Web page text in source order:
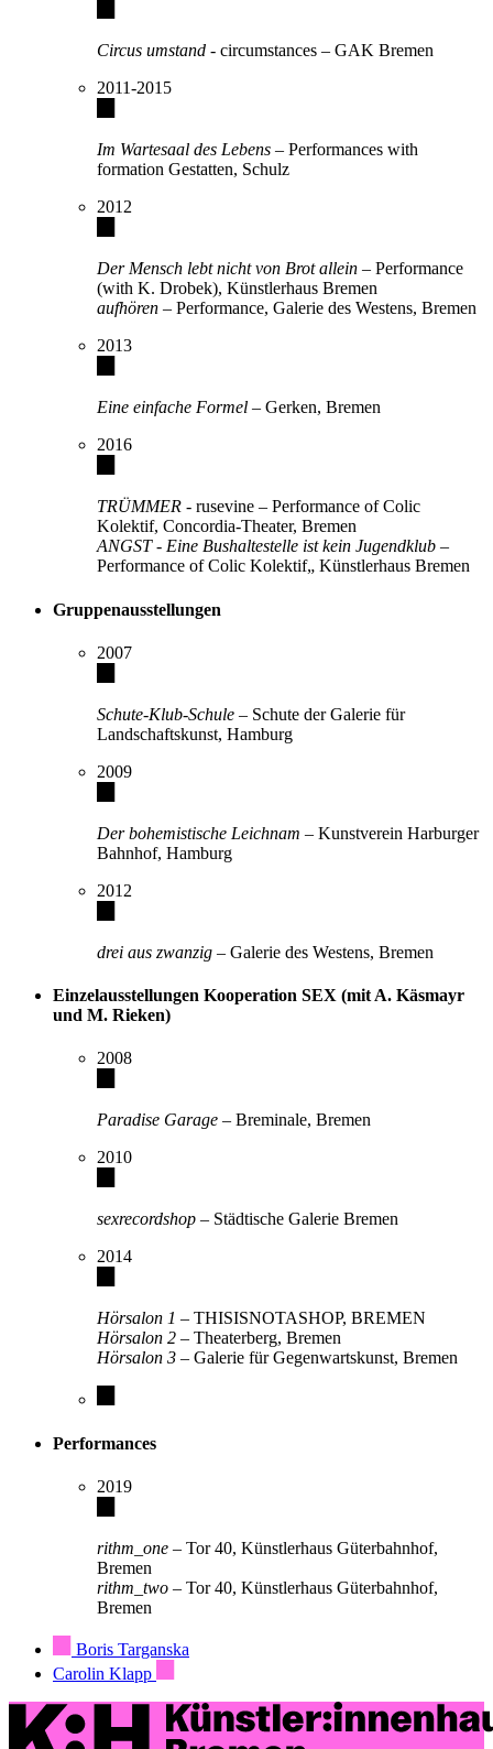
Circus umstand - circumstances – GAK Bremen
2011-2015
Im Wartesaal des Lebens – Performances with
formation Gestatten, Schulz
2012
Der Mensch lebt nicht von Brot allein – Performance
(with K. Drobek), Künstlerhaus Bremen
aufhören – Performance, Galerie des Westens, Bremen
2013
Eine einfache Formel – Gerken, Bremen
2016
TRÜMMER - rusevine – Performance of Colic
Kolektif, Concordia-Theater, Bremen
ANGST - Eine Bushaltestelle ist kein Jugendklub –
Performance of Colic Kolektif„ Künstlerhaus Bremen
Gruppenausstellungen
2007
Schute-Klub-Schule – Schute der Galerie für
Landschaftskunst, Hamburg
2009
Der bohemistische Leichnam – Kunstverein Harburger
Bahnhof, Hamburg
2012
drei aus zwanzig – Galerie des Westens, Bremen
Einzelausstellungen Kooperation SEX (mit A. Käsmayr
und M. Rieken)
2008
Paradise Garage – Breminale, Bremen
2010
sexrecordshop – Städtische Galerie Bremen
2014
Hörsalon 1 – THISISNOTASHOP, BREMEN
Hörsalon 2 – Theaterberg, Bremen
Hörsalon 3 – Galerie für Gegenwartskunst, Bremen
Performances
2019
rithm_one – Tor 40, Künstlerhaus Güterbahnhof,
Bremen
rithm_two – Tor 40, Künstlerhaus Güterbahnhof,
Bremen
Boris Targanska
Carolin Klapp